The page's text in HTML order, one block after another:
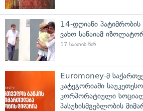
14-დღიანი
ვახო სანაიამ
17 საათის წინ
Euromoney-მ
კატეგორიაში
კორპორატიული
პასუხისმგებლობის